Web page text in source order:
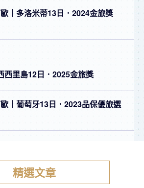
｜多洛米蒂13日．2024金旅獎
西里島12日．2025金旅獎
｜葡萄牙13日．2023品保優旅選
精選文章